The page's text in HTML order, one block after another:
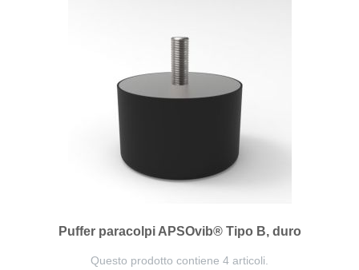
Puffer paracolpi APSOvib® Tipo B, duro
Questo prodotto contiene 4 articoli.